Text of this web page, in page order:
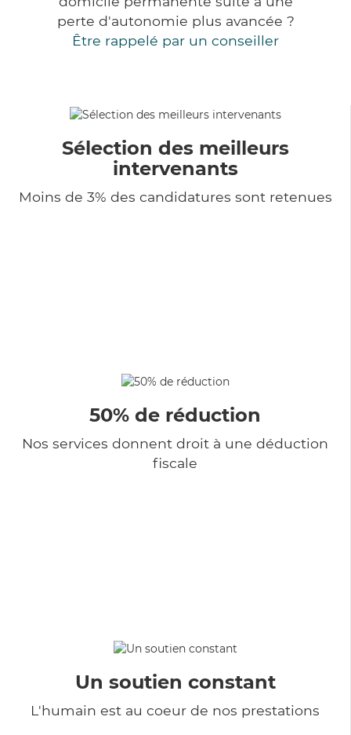
perte d'autonomie plus avancée ?
Être rappelé par un conseiller
Sélection des meilleurs
intervenants
Moins de 3% des candidatures sont retenues
50% de réduction
Nos services donnent droit à une déduction
fiscale
Un soutien constant
L'humain est au coeur de nos prestations